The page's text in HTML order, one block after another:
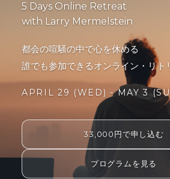
5 Days Online Retreat
with Larry Mermelstein
都会の喧騒の中で心を休める
誰でも参加できるオンライン・リト
APRIL 29 (WED) - MAY 3
33,000円で申し込む
プログラムを見る